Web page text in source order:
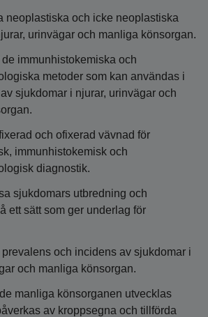
neoplastiska och icke neoplastiska
urinvägar och manliga könsorgan.
de immunhistokemiska och
metoder som kan användas i
sjukdomar i njurar, urinvägar och
och ofixerad vävnad för
immunhistokemisk och
diagnostik.
sjukdomars utbredning och
ett sätt som ger underlag för
prevalens och incidens av sjukdomar i
och manliga könsorgan.
manliga könsorganen utvecklas
av kroppsegna och tillförda